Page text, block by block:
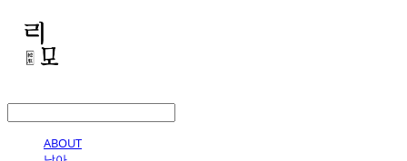
ABOUT